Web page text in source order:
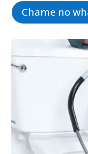
Chame no